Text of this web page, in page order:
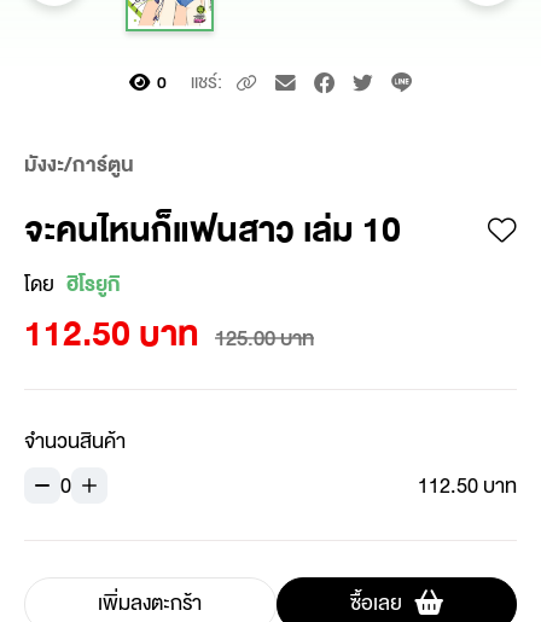
0 แชร์:
มังงะ/การ์ตูน
จะคนไหนก็แฟนสาว เล่ม 10
โดย ฮิโรยูกิ
112.50 บาท 125.00 บาท
จำนวนสินค้า
0
112.50 บาท
เพิ่มลงตะกร้า ซื้อเลย